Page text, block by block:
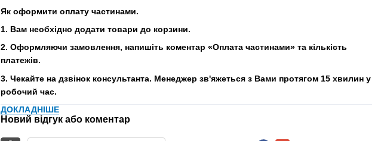
Як оформити оплату частинами.
1. Вам необхідно додати товари до корзини.
2. Оформляючи замовлення, напишіть коментар «Оплата частинами» та кількість
платежів.
3. Чекайте на дзвінок консультанта. Менеджер зв'яжеться з Вами протягом 15 хвилин у
робочий час.
ДОКЛАДНІШЕ
Новий відгук або коментар